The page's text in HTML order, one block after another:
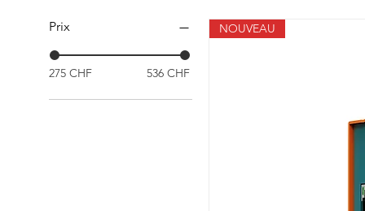
Prix
275 CHF 536 CHF
NOUVEAU